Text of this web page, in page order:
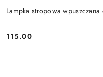
Lampka stropowa
Cena:
115.00